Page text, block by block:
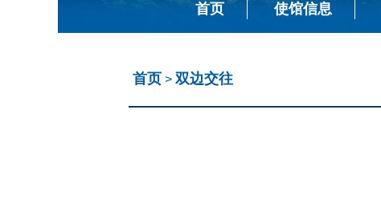
首页 使馆信息
首页 > 双边交往